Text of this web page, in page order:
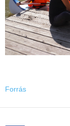
Forrás